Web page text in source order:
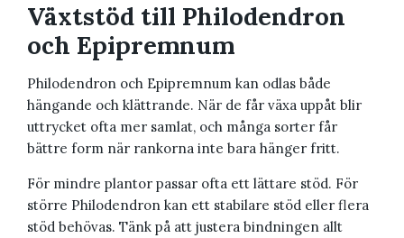
Växtstöd till Philodendron
och Epipremnum
Philodendron och Epipremnum kan odlas både
hängande och klättrande. När de får växa uppåt blir
uttrycket ofta mer samlat, och många sorter får
bättre form när rankorna inte bara hänger fritt.
För mindre plantor passar ofta ett lättare stöd. För
större Philodendron kan ett stabilare stöd eller flera
stöd behövas. Tänk på att justera bindningen allt